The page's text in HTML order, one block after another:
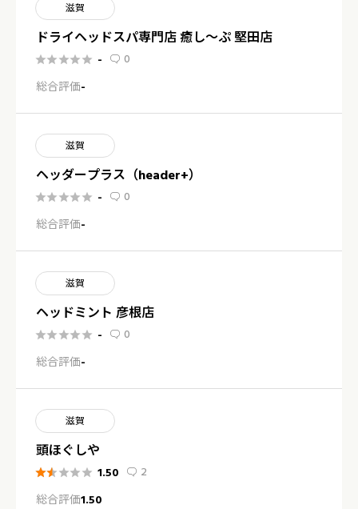
滋賀
ドライヘッドスパ専門店 癒し～ぷ 堅田店
 -  0
総合評価-
滋賀
ヘッダープラス（header+）
 -  0
総合評価-
滋賀
ヘッドミント 彦根店
 -  0
総合評価-
滋賀
頭ほぐしや
 1.50  2
総合評価1.50